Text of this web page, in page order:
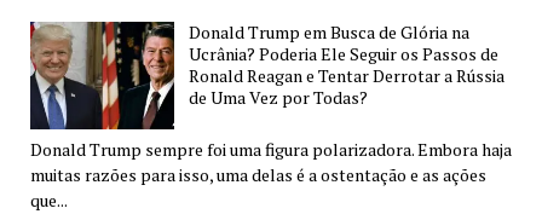
Donald Trump em Busca de Glória na
Ucrânia? Poderia Ele Seguir os Passos de
Ronald Reagan e Tentar Derrotar a Rússia
de Uma Vez por Todas?
Donald Trump sempre foi uma figura polarizadora. Embora haja
muitas razões para isso, uma delas é a ostentação e as ações
que...